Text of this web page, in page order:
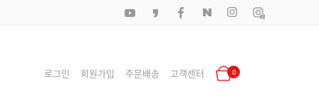
로그인 회원가입 주문배송 고객센터 0